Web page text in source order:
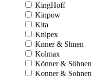
KingHoff
Kinpow
Kita
Knipex
Knner & Shnen
Kolmax
Könner & Söhnen
Konner & Sohnen